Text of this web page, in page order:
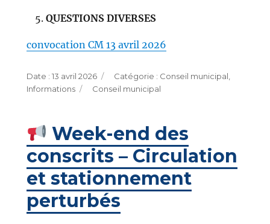
QUESTIONS DIVERSES
convocation CM 13 avril 2026
Publié
le
13 avril 2026 Catégories
Conseil municipal
Informations
Étiquettes
Conseil municipal
Week-end des
conscrits – Circulation
et stationnement
perturbés